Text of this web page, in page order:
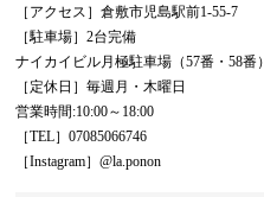
［アクセス］倉敷市児島駅前1-55-7
［駐車場］2台完備
ナイカイビル月極駐車場（57番・58番）
［定休日］毎週月・木曜日
営業時間:10:00～18:00
［TEL］07085066746
［Instagram］@la.ponon